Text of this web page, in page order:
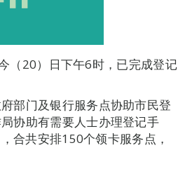
（20）日下午6时，已完成登记
部门及银行服务点协助市民登
协助有需要人士办理登记手
合共安排150个领卡服务点，